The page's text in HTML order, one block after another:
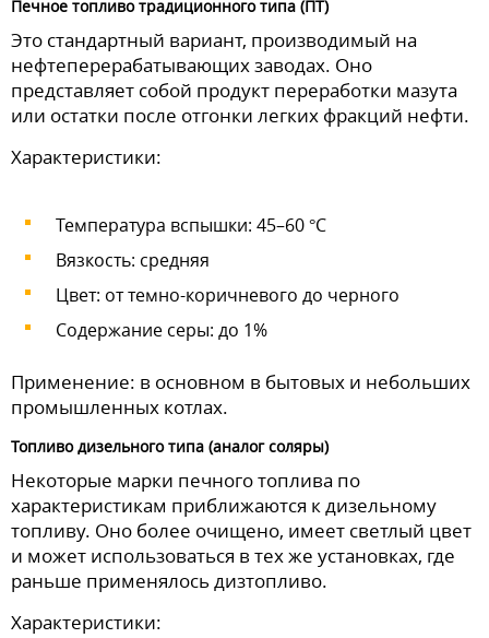
Печное топливо традиционного типа (ПТ)
Это стандартный вариант, производимый на
нефтеперерабатывающих заводах. Оно
представляет собой продукт переработки мазута
или остатки после отгонки легких фракций нефти.
Характеристики:
Температура вспышки: 45–60 °C
Вязкость: средняя
Цвет: от темно-коричневого до черного
Содержание серы: до 1%
Применение: в основном в бытовых и небольших
промышленных котлах.
Топливо дизельного типа (аналог соляры)
Некоторые марки печного топлива по
характеристикам приближаются к дизельному
топливу. Оно более очищено, имеет светлый цвет
и может использоваться в тех же установках, где
раньше применялось дизтопливо.
Характеристики: